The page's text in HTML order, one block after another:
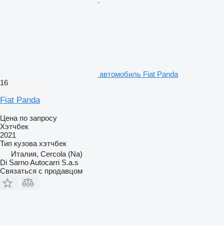
автомобиль Fiat Panda
16
Fiat Panda
Цена по запросу
Хэтчбек
2021
Тип кузова хэтчбек
Италия, Cercola (Na)
Di Sarno Autocarri S.a.s
Связаться с продавцом